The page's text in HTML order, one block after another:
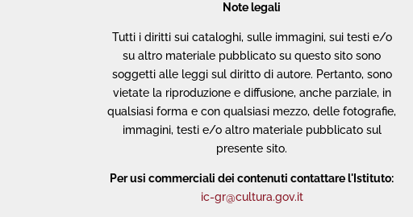
Note legali
Tutti i diritti sui cataloghi, sulle immagini, sui testi e/o
su altro materiale pubblicato su questo sito sono
soggetti alle leggi sul diritto di autore. Pertanto, sono
vietate la riproduzione e diffusione, anche parziale, in
qualsiasi forma e con qualsiasi mezzo, delle fotografie,
immagini, testi e/o altro materiale pubblicato sul
presente sito.
Per usi commerciali dei contenuti contattare l'Istituto:
ic-gr@cultura.gov.it